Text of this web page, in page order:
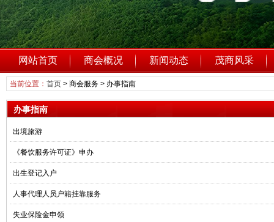
网站首页 商会概况 新闻动态 茂商风采
当前位置： 首页 > 商会服务 > 办事指南
办事指南
出境旅游
《餐饮服务许可证》申办
出生登记入户
人事代理人员户籍挂靠服务
失业保险金申领